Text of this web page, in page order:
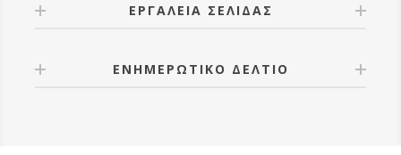
ΕΡΓΑΛΕΊΑ ΣΕΛΊΔΑΣ
ΕΝΗΜΕΡΩΤΙΚΌ ΔΕΛΤΊΟ